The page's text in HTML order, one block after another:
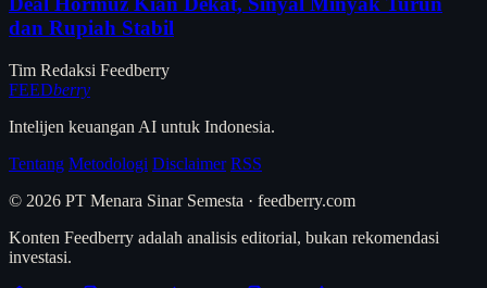
dan Rupiah Stabil
Tim Redaksi Feedberry
FEEDberry
Intelijen keuangan AI untuk Indonesia.
Tentang Metodologi Disclaimer RSS
© 2026 PT Menara Sinar Semesta · feedberry.com
Konten Feedberry adalah analisis editorial, bukan rekomendasi
investasi.